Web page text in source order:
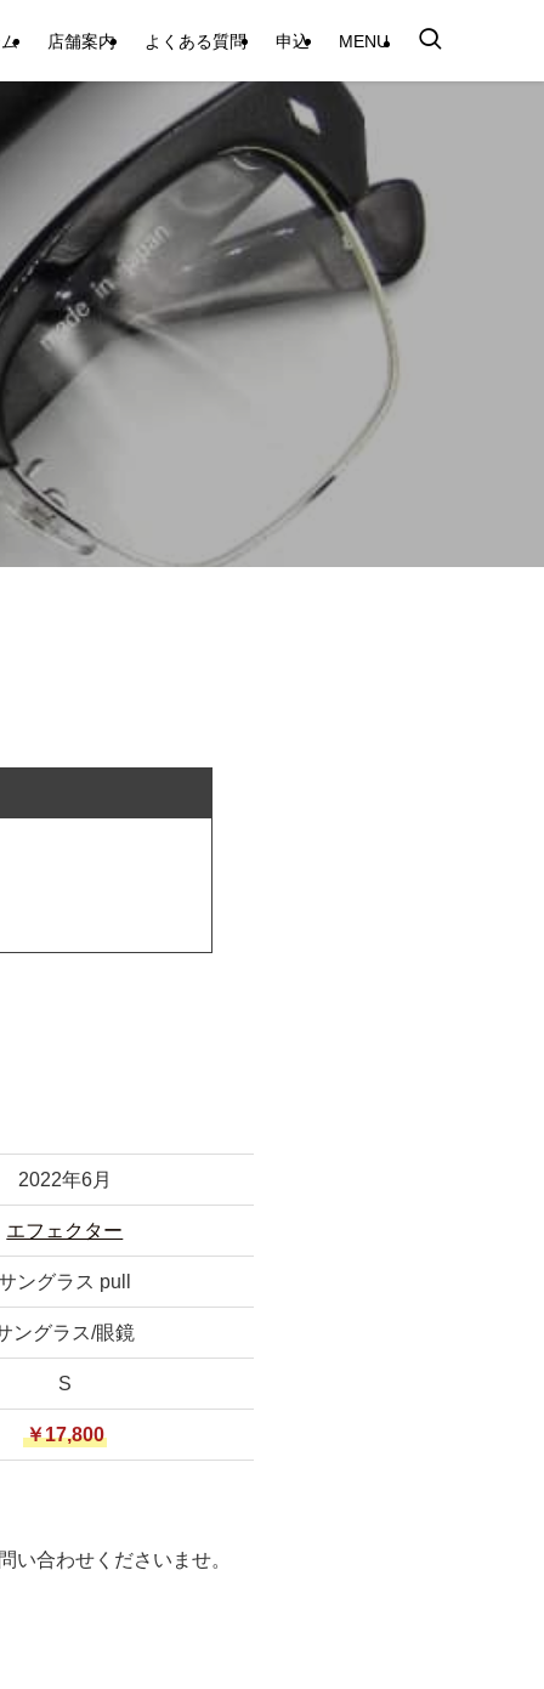
店舗案内 よくある質問 申込 MENU
2022年6月
エフェクター
ングラス pull
ングラス/眼鏡
S
￥17,800
い合わせくださいませ。